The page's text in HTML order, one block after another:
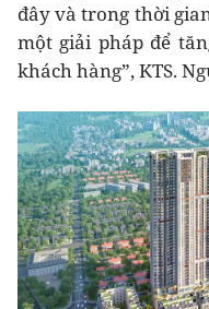
đây và trong thời
một giải pháp để
khách hàng”, KTS.